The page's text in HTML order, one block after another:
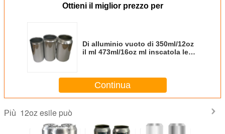
Ottieni il miglior prezzo per
Di alluminio vuoto di 350ml/12oz
il ml 473ml/16oz ml inscatola le
Continua
Più 12oz esile può